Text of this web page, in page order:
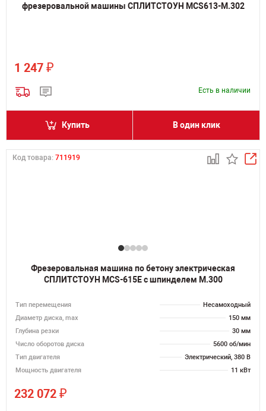
фрезеровальной машины СПЛИТСТОУН MCS613-M.302
1 247 ₽
Есть в наличии
Купить В один клик
Код товара: 711919
Фрезеровальная машина по бетону электрическая
СПЛИТСТОУН MCS-615E с шпинделем M.300
Тип перемещения
Несамоходный
Диаметр диска, max
150 мм
Глубина резки
30 мм
Число оборотов диска
5600 об/мин
Тип двигателя
Электрический, 380 В
Мощность двигателя
11 кВт
232 072 ₽